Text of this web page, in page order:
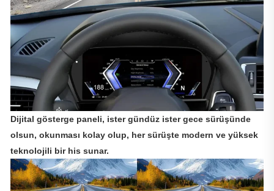
Dijital gösterge paneli, ister gündüz ister gece sürüşünde
olsun, okunması kolay olup, her sürüşte modern ve yüksek
teknolojili bir his sunar.